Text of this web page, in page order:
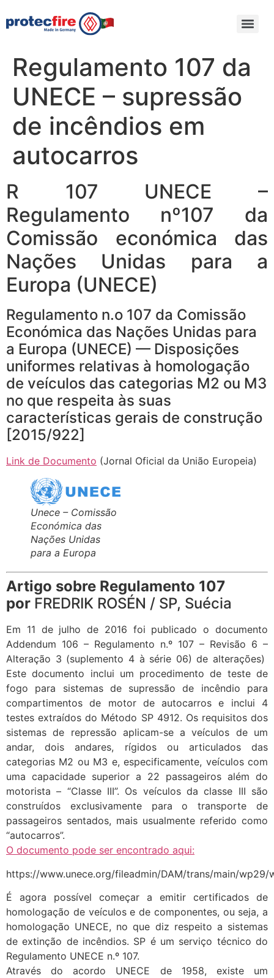
Regulamento 107 da
UNECE – supressão
de incêndios em
autocarros
R 107 UNECE –
Regulamento nº107 da
Comissão económica das
Nações Unidas para a
Europa (UNECE)
Regulamento n.o 107 da Comissão
Económica das Nações Unidas para
a Europa (UNECE) — Disposições
uniformes relativas à homologação
de veículos das categorias M2 ou M3
no que respeita às suas
características gerais de construção
[2015/922]
Link de Documento (Jornal Oficial da União Europeia)
Unece – Comissão
Económica das
Nações Unidas
para a Europa
Artigo sobre Regulamento 107
por FREDRIK ROSÉN / SP, Suécia
Em 11 de julho de 2016 foi publicado o documento
Addendum 106 – Regulamento n.º 107 – Revisão 6 –
Alteração 3 (suplemento 4 à série 06) de alterações)
Este documento inclui um procedimento de teste de
fogo para sistemas de supressão de incêndio para
compartimentos de motor de autocarros e inclui 4
testes extraídos do Método SP 4912. Os requisitos dos
sistemas de repressão aplicam-se a veículos de um
andar, dois andares, rígidos ou articulados das
categorias M2 ou M3 e, especificamente, veículos com
uma capacidade superior a 22 passageiros além do
motorista – “Classe III”. Os veículos da classe III são
construídos exclusivamente para o transporte de
passageiros sentados, mais usualmente referido como
“autocarros”.
O documento pode ser encontrado aqui:
https://www.unece.org/fileadmin/DAM/trans/main/
É agora possível começar a emitir certificados de
homologação de veículos e de componentes, ou seja, a
homologação UNECE, no que diz respeito a sistemas
de extinção de incêndios. SP é um serviço técnico do
Regulamento UNECE n.º 107.
Através do acordo UNECE de 1958, existe um